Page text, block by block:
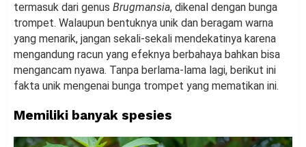
termasuk dari genus Brugmansia, dikenal dengan bunga
trompet. Walaupun bentuknya unik dan beragam warna
yang menarik, jangan sekali-sekali mendekatinya karena
mengandung racun yang efeknya berbahaya bahkan bisa
mengancam nyawa. Tanpa berlama-lama lagi, berikut ini
fakta unik mengenai bunga trompet yang mematikan ini.
Memiliki banyak spesies